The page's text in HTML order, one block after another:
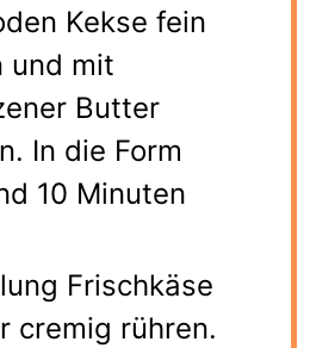
Kekse fein
und mit
Butter
In die Form
10 Minuten
Frischkäse
cremig rühren.